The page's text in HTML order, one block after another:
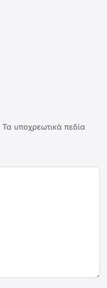
Τα υποχρεωτικά πεδία